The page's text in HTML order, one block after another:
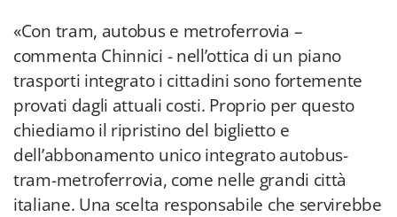
«Con tram, autobus e metroferrovia –
commenta Chinnici - nell’ottica di un piano
trasporti integrato i cittadini sono fortemente
provati dagli attuali costi. Proprio per questo
chiediamo il ripristino del biglietto e
dell’abbonamento unico integrato autobus-
tram-metroferrovia, come nelle grandi città
italiane. Una scelta responsabile che servirebbe